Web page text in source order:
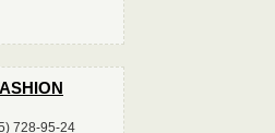
728-95-24